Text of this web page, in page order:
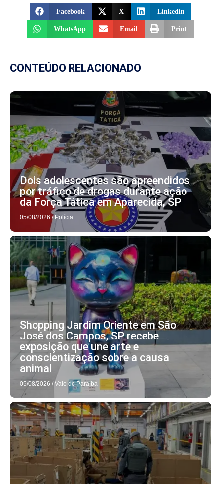
Facebook X Linkedin
WhatsApp Email Print
CONTEÚDO RELACIONADO
Dois adolescentes são apreendidos
por tráfico de drogas durante ação
da Força Tática em Aparecida, SP
05/08/2026 / Polícia
Shopping Jardim Oriente em São
José dos Campos, SP recebe
exposição que une arte e
conscientização sobre a causa
animal
05/08/2026 / Vale do Paraíba